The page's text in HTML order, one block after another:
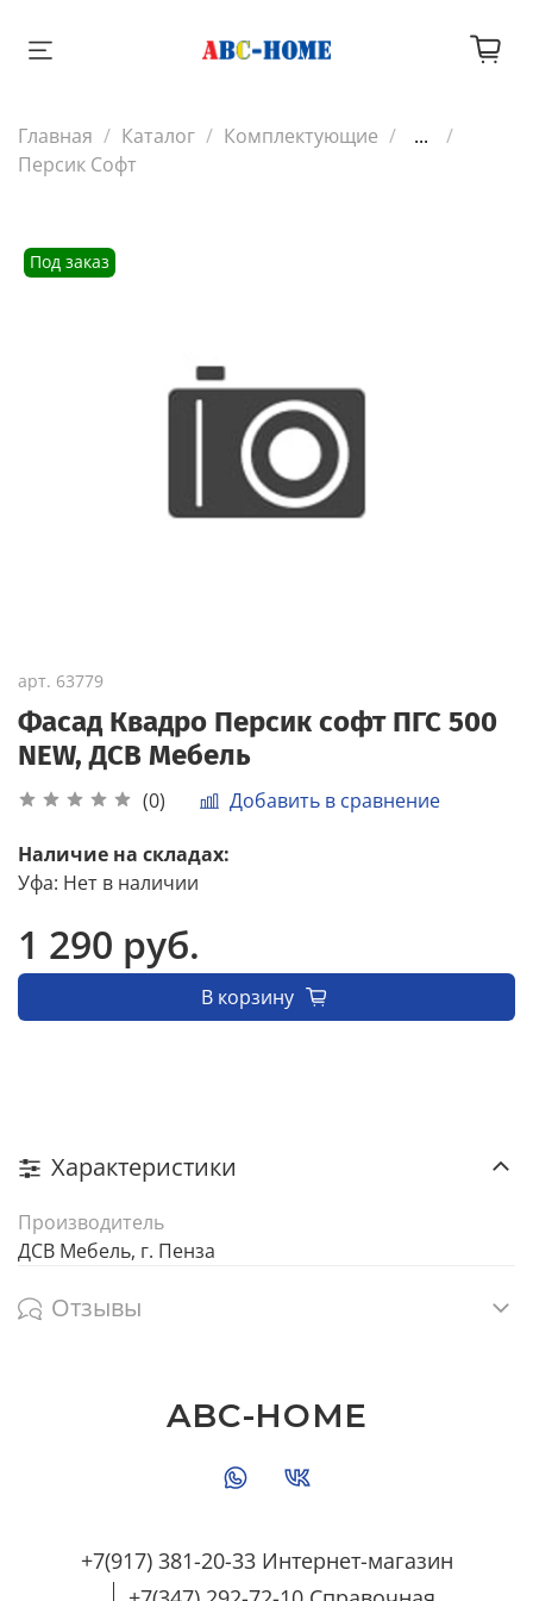
Главная Каталог Комплектующие
...
Персик Софт
Под заказ
арт. 63779
Фасад Квадро Персик софт ПГС 500
NEW, ДСВ Мебель
(0) Добавить в сравнение
Наличие на складах:
Уфа: Нет в наличии
1 290 руб.
В корзину
Характеристики
Производитель
ДСВ Мебель, г. Пенза
Отзывы
+7(917) 381-20-33 Интернет-магазин
ABC-HOME